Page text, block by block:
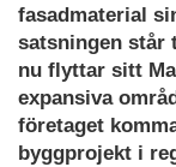
fasadmaterial
satsningen står
nu flyttar sitt
expansiva
företaget
byggprojekt i